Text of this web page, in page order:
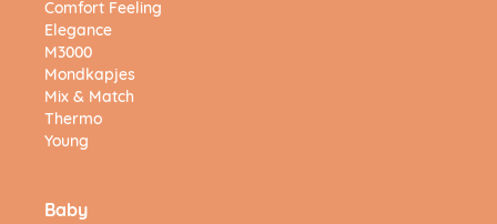
Comfort Feeling
Elegance
M3000
Mondkapjes
Mix & Match
Thermo
Young
Baby